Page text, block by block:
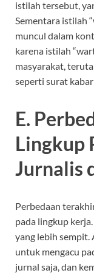
istilah tersebut,
Sementara istilah
muncul dalam
karena istilah
masyarakat,
seperti surat
E.
Lingkup
Jurnalis
Perbedaan
pada lingkup
yang lebih sempit.
untuk mengacu
jurnal saja, dan